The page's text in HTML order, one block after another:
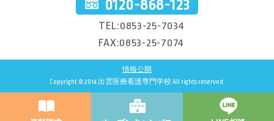
0120-868-123
TEL:0853-25-7034
FAX:0853-25-7074
情報公開
Copyright © 2014 出雲医療看護専門学校 All rights reserved.